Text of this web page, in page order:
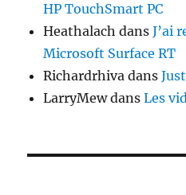
HP TouchSmart PC
Heathalach dansJ’ai
Microsoft Surface RT
Richardrhiva dans
LarryMewdansLes